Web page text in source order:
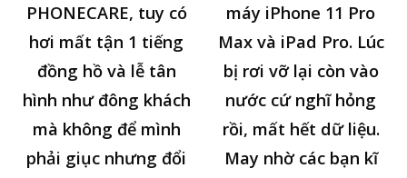
PHONECARE, tuy có
hơi mất tận 1 tiếng
đồng hồ và lễ tân
hình như đông khách
mà không để mình
phải giục nhưng đổi
máy iPhone 11 Pro
Max và iPad Pro. Lúc
bị rơi vỡ lại còn vào
nước cứ nghĩ hỏng
rồi, mất hết dữ liệu.
May nhờ các bạn kĩ